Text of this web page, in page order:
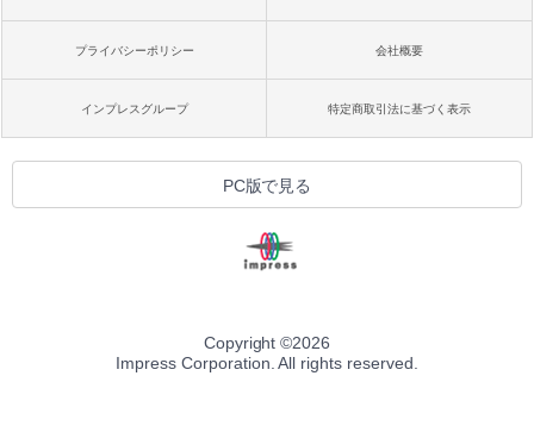
プライバシーポリシー 会社概要
インプレスグループ 特定商取引法に基づく表示
PC版で見る
Copyright ©2026
Impress Corporation. All rights reserved.